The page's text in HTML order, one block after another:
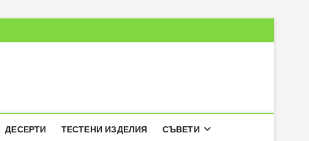
ДЕСЕРТИ ТЕСТЕНИ ИЗДЕЛИЯ СЪВЕТИ